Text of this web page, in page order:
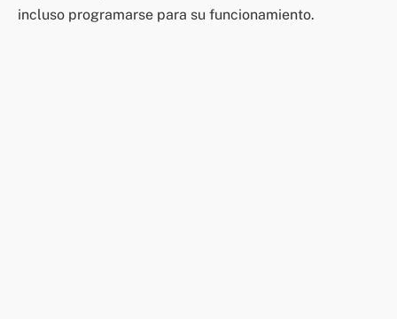
incluso programarse para su funcionamiento.